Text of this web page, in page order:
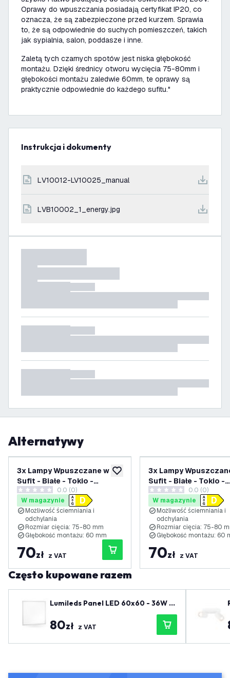
Oprawy do wpuszczania posiadają certyfikat IP20, co
oznacza, że są zabezpieczone przed kurzem. Sprawia
to, że są odpowiednie do suchych pomieszczeń, takich
jak sypialnia, salon, poddasze i inne.
Zaletą tych czarnych spotów jest niska głębokość
montażu. Dzięki średnicy otworu wycięcia 75-80mm i
głębokości montażu zaledwie 60mm, te oprawy są
praktycznie odpowiednie do każdego sufitu."
Instrukcja i dokumenty
LV10012-LV10025_manual
LVB10002_1_energy.jpg
Alternatywy
dodaj do listy życzeń
3x Lampy Wpuszczane w
Sufit - Białe - Tokio -
ściemniane - 3W - 6500K -
ø92mm
0 Gwiazdki oceny
0.0 (0)
W magazynie
Możliwość ściemniania i
odchylania
Rozmiar cięcia: 75-80 mm
Głębokość montażu: 60 mm
70zł z VAT
3x Lampy
Sufit - Białe - Tokio -
ściemniane - 3W -
ø92mm
0 Gwiazdki oceny
0.0 (0)
W magazynie
Możliwość ściemniania i
odchylania
Rozmiar cięcia: 75-80
Głębokość montażu: 60
70zł z VAT
Często kupowane razem
Lumileds Panel LED 60x60 - 36W -
4000K - 125 Lm/W - UGR <22 - 5 lat
gwarancji
80zł z VAT